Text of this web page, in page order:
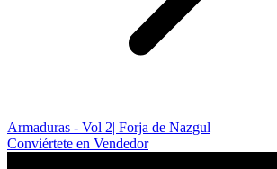
Armaduras - Vol 2| Forja de Nazgul
Conviértete en Vendedor